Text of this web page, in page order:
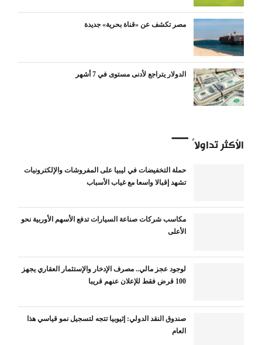
مصر تكشف عن «قناة بحرية» جديدة
الدولار يتراجع لأدنى مستوى في 7 أشهر
الأكثر تداولاً
حملة التخفيضات في ليبيا على المفروشات والإلكترونيات
تشهد إقبالا واسعا مع غياب الأسباب
مكاسب شركات صناعة السيارات تدفع الأسهم الأوربية نحو
الأعلى
لوجود عجز مالي.. مصرف الإدخار والإستثمار العقاري يجهز
100 قرض فقط للإعلان عنهم قريبا
صندوق النقد الدولي: إثيوبيا تتجه لتسجيل نمو قياسي هذا
العام